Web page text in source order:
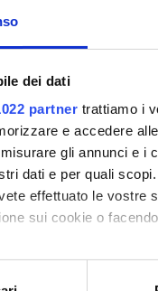
dei dati
partner trattiamo i
e accedere
gli annunci e i
dati e per quali
effettuato le vostre
sui cookie o
vorremmo anche:
informazioni sulla
and data analysis